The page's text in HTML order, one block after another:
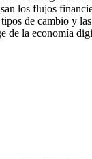
los flujos
de cambio y
de la economía